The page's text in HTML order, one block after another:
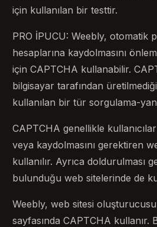
için kullanılan bir testtir.
PRO İPUCU: Weebly, otomatik
hesaplarına kaydolmasını
için CAPTCHA kullanabilir.
bilgisayar tarafından
kullanılan bir tür sorgulama-
CAPTCHA genellikle
veya kaydolmasını gerektiren
kullanılır. Ayrıca doldurulması
bulunduğu web sitelerinde de
Weebly, web sitesi
sayfasında CAPTCHA kullanır.